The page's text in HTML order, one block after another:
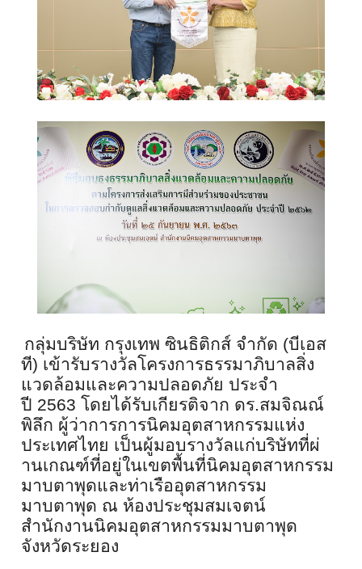
กลุ่มบริษัท กรุงเทพ ซินธิติกส์ จำกัด (บีเอส
ที) เข้ารับรางวัลโครงการธรรมาภิบาลสิ่ง
แวดล้อมและความปลอดภัย ประจำ
ปี 2563 โดยได้รับเกียรติจาก ดร.สมจิณณ์
พิลึก ผู้ว่าการการนิคมอุตสาหกรรมแห่ง
ประเทศไทย เป็นผู้มอบรางวัลแก่บริษัทที่ผ่
านเกณฑ์ที่อยู่ในเขตพื้นที่นิคมอุตสาหกรรม
มาบตาพุดและท่าเรืออุตสาหกรรม
มาบตาพุด ณ ห้องประชุมสมเจตน์
สำนักงานนิคมอุตสาหกรรมมาบตาพุด
จังหวัดระยอง